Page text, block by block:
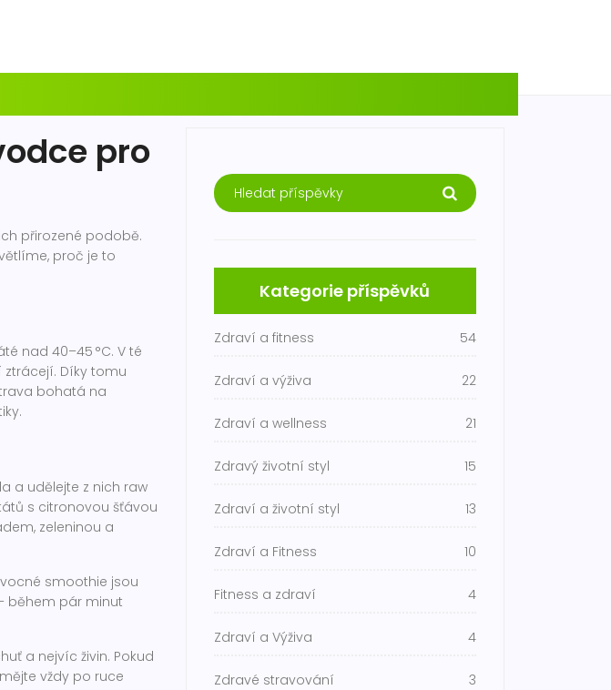
pro
přirozené podobě.
proč je to
nad 40–45 °C. V té
Díky tomu
bohatá na
a udělejte z nich raw
s citronovou šťávou
zeleninou a
smoothie jsou
během pár minut
a nejvíc živin. Pokud
vždy po ruce
Kategorie příspěvků
Zdraví a fitness 54
Zdraví a výživa 22
Zdraví a wellness 21
Zdravý životní styl 15
Zdraví a životní styl 13
Zdraví a Fitness 10
Fitness a zdraví 4
Zdraví a Výživa 4
Zdravé stravování 3